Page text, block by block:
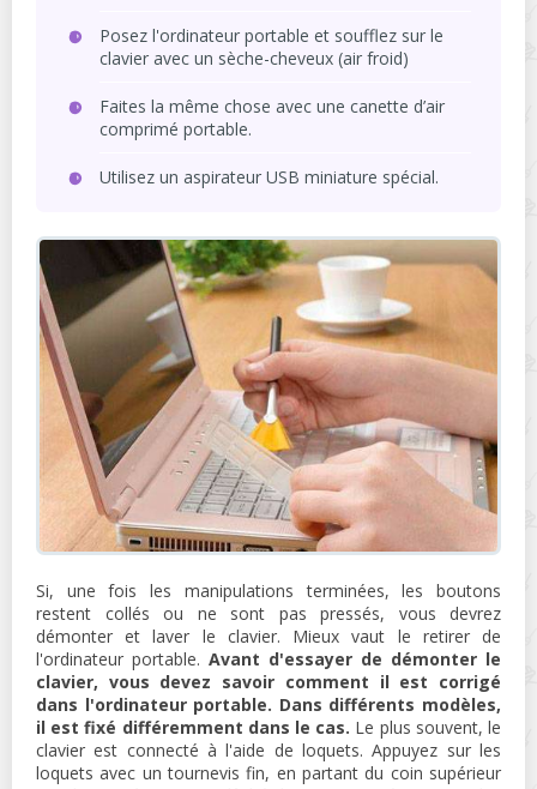
Posez l'ordinateur portable et soufflez sur le
clavier avec un sèche-cheveux (air froid)
Faites la même chose avec une canette d’air
comprimé portable.
Utilisez un aspirateur USB miniature spécial.
Si, une fois les manipulations terminées, les boutons
restent collés ou ne sont pas pressés, vous devrez
démonter et laver le clavier. Mieux vaut le retirer de
l'ordinateur portable. Avant d'essayer de démonter le
clavier, vous devez savoir comment il est corrigé
dans l'ordinateur portable. Dans différents modèles,
il est fixé différemment dans le cas. Le plus souvent, le
clavier est connecté à l'aide de loquets. Appuyez sur les
loquets avec un tournevis fin, en partant du coin supérieur